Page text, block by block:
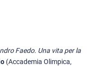
Faedo. Una vita per la
(Accademia Olimpica,